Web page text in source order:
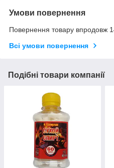
Умови повернення
Повернення товару впродовж
Всі умови повернення
Подібні товари компанії